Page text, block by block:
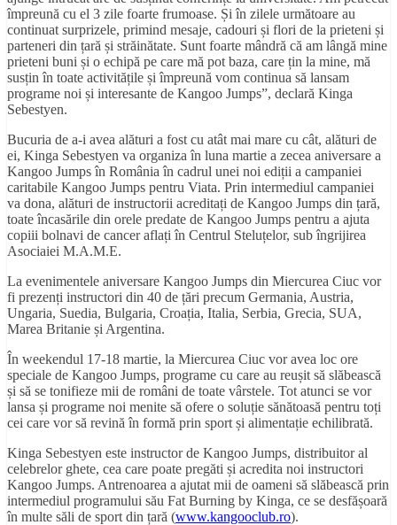
împreună cu el 3 zile foarte frumoase. Și în zilele următoare au
continuat surprizele, primind mesaje, cadouri și flori de la prieteni și
parteneri din țară și străinătate. Sunt foarte mândră că am lângă mine
prieteni buni și o echipă pe care mă pot baza, care țin la mine, mă
susțin în toate activitățile și împreună vom continua să lansam
programe noi și interesante de Kangoo Jumps”, declară Kinga
Sebestyen.
Bucuria de a-i avea alături a fost cu atât mai mare cu cât, alături de
ei, Kinga Sebestyen va organiza în luna martie a zecea aniversare a
Kangoo Jumps în România în cadrul unei noi ediții a campaniei
caritabile Kangoo Jumps pentru Viata. Prin intermediul campaniei
va dona, alături de instructorii acreditați de Kangoo Jumps din țară,
toate încasările din orele predate de Kangoo Jumps pentru a ajuta
copiii bolnavi de cancer aflați în Centrul Steluțelor, sub îngrijirea
Asociaiei M.A.M.E.
La evenimentele aniversare Kangoo Jumps din Miercurea Ciuc vor
fi prezenți instructori din 40 de țări precum Germania, Austria,
Ungaria, Suedia, Bulgaria, Croația, Italia, Serbia, Grecia, SUA,
Marea Britanie și Argentina.
În weekendul 17-18 martie, la Miercurea Ciuc vor avea loc ore
speciale de Kangoo Jumps, programe cu care au reușit să slăbească
și să se tonifieze mii de români de toate vârstele. Tot atunci se vor
lansa și programe noi menite să ofere o soluție sănătoasă pentru toți
cei care vor să revină în formă prin sport și alimentație echilibrată.
Kinga Sebestyen este instructor de Kangoo Jumps, distribuitor al
celebrelor ghete, cea care poate pregăti și acredita noi instructori
Kangoo Jumps. Antrenoarea a ajutat mii de oameni să slăbească prin
intermediul programului său Fat Burning by Kinga, ce se desfășoară
în multe săli de sport din țară (www.kangooclub.ro).